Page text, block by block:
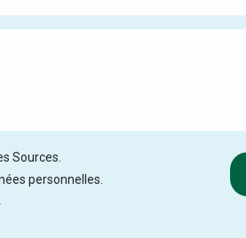
Sources.
personnelles.